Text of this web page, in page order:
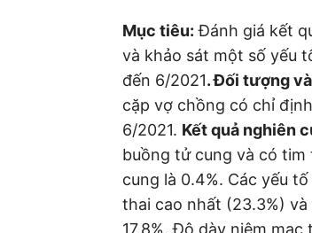
Mục tiêu: Đánh giá kết
và khảo sát một số yếu
đến 6/2021. Đối tượng
cặp vợ chồng có chỉ
6/2021. Kết quả nghiên
buồng tử cung và có tim
cung là 0.4%. Các yếu
thai cao nhất (23.3%)
17.8%. Độ dày niêm